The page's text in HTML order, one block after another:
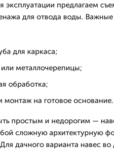
предлагаем
для отвода воды.
для каркаса;
металлочерепицы;
обработка;
на готовое основание.
простым и недорогим —
сложную архитектурную
дачного варианта навес во